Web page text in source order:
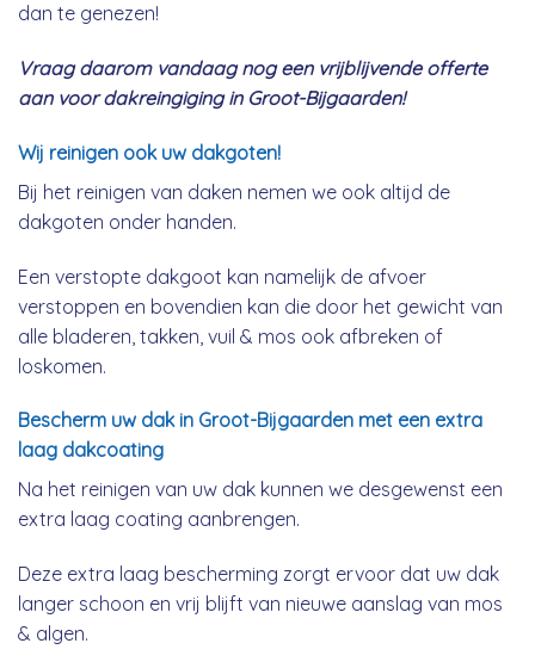
dan te genezen!
Vraag daarom vandaag nog een vrijblijvende offerte
aan voor dakreingiging in Groot-Bijgaarden!
Wij reinigen ook uw dakgoten!
Bij het reinigen van daken nemen we ook altijd de
dakgoten onder handen.
Een verstopte dakgoot kan namelijk de afvoer
verstoppen en bovendien kan die door het gewicht van
alle bladeren, takken, vuil & mos ook afbreken of
loskomen.
Bescherm uw dak in Groot-Bijgaarden met een extra
laag dakcoating
Na het reinigen van uw dak kunnen we desgewenst een
extra laag coating aanbrengen.
Deze extra laag bescherming zorgt ervoor dat uw dak
langer schoon en vrij blijft van nieuwe aanslag van mos
& algen.